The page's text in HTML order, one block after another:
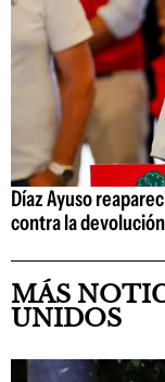
Díaz Ayuso
contra la
MÁS
UNIDOS